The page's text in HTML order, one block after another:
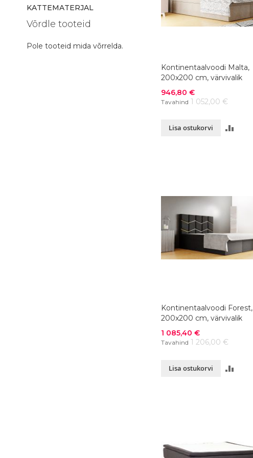
Kontinentaalvoodi Malta,
200x200 cm, värvivalik
Soodushind
946,80 €
Tavahind 1 052,00 €
Lisa ostukorvi
Kontinentaalvoodi Forest,
200x200 cm, värvivalik
Soodushind
1 085,40 €
Tavahind 1 206,00 €
Lisa ostukorvi
KATTEMATERJAL
Võrdle tooteid
Pole tooteid mida võrrelda.